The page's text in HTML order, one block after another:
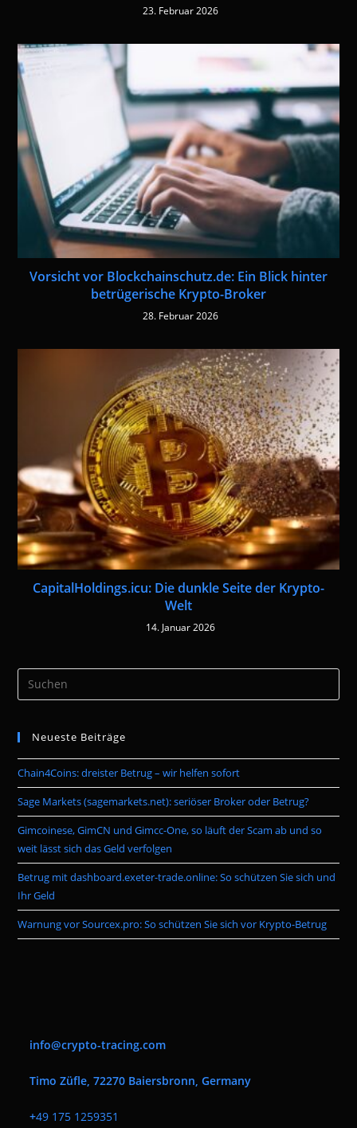
23. Februar 2026
Vorsicht vor Blockchainschutz.de: Ein Blick hinter
betrügerische Krypto-Broker
28. Februar 2026
CapitalHoldings.icu: Die dunkle Seite der Krypto-
Welt
14. Januar 2026
the
Neueste Beiträge
Chain4Coins: dreister Betrug – wir helfen sofort
Sage Markets (sagemarkets.net): seriöser Broker oder Betrug?
Gimcoinese, GimCN und Gimcc-One, so läuft der Scam ab und so
weit lässt sich das Geld verfolgen
Betrug mit dashboard.exeter-trade.online: So schützen Sie sich und
Ihr Geld
Warnung vor Sourcex.pro: So schützen Sie sich vor Krypto-Betrug
info@crypto-tracing.com
Timo Züfle, 72270 Baiersbronn, Germany
+49 175 1259351